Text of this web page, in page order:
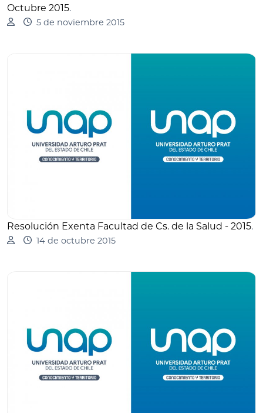
Octubre 2015.
5 de noviembre 2015
Resolución Exenta Facultad de Cs. de la Salud - 2015.
14 de octubre 2015